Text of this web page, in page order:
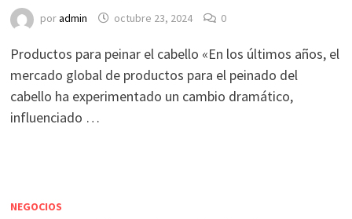
poradmin octubre 23, 2024 0
Productos para peinar el cabello «En los últimos años, el
mercado global de productos para el peinado del
cabello ha experimentado un cambio dramático,
influenciado …
NEGOCIOS